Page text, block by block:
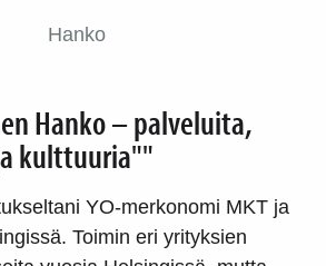
Hanko
Hanko – palveluita,
kulttuuria""
YO-merkonomi MKT ja
Toimin eri yrityksien